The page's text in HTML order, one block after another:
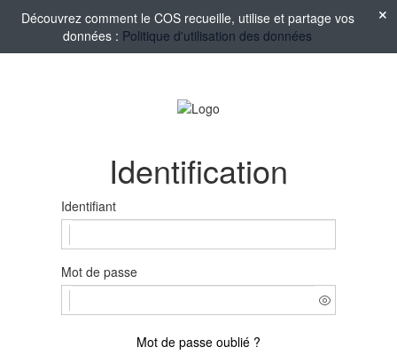
Découvrez comment le COS recueille, utilise et partage vos
données : Politique d'utilisation des données
Identification
Identifiant
Mot de passe
Mot de passe oublié ?